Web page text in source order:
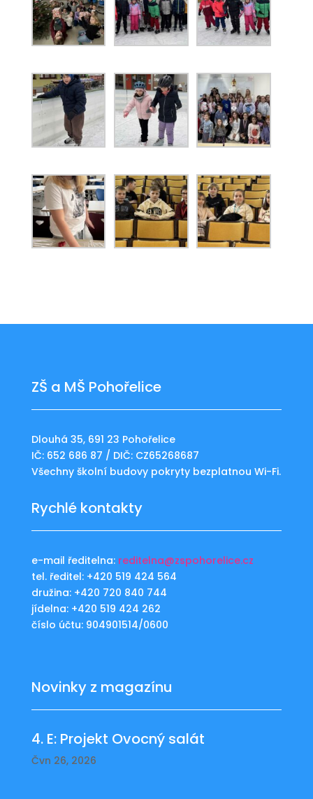
ZŠ a MŠ Pohořelice
Dlouhá 35, 691 23 Pohořelice
IČ: 652 686 87 / DIČ: CZ65268687
Všechny školní budovy pokryty bezplatnou Wi-Fi.
Rychlé kontakty
e-mail ředitelna: reditelna@zspohorelice.cz
tel. ředitel: +420 519 424 564
družina: +420 720 840 744
jídelna: +420 519 424 262
číslo účtu: 904901514/0600
Novinky z magazínu
4. E: Projekt Ovocný salát
Čvn 26, 2026